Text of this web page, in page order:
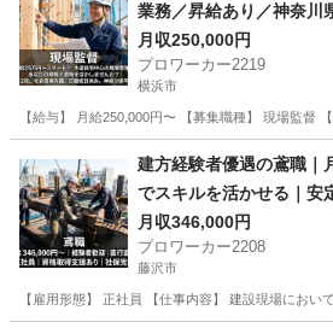
業務／昇給あり／神奈川
月収250,000円
プロワーカー2219
横浜市
【給与】 月給250,000円〜 【募集職種】 現場監督
施工管理 業務
建方経験者優遇の鳶職｜
でスキルを活かせる｜安
月収346,000円
プロワーカー2208
藤沢市
【雇用形態】 正社員 【仕事内容】 建設現場にお